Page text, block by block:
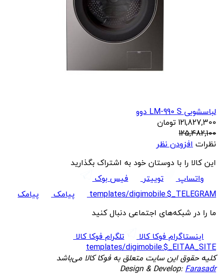
لباسشویی LM-990 S دوو
121,827,300 تومان
125,482,100
نظرات افزودن نظر
این کالا را با دوستان خود به اشتراک بگذارید
واتساپ
توییتر
فیس بوک
templates/digimobile.$_TELEGRAM
پیامک
پیامک
ما را در شبکه‌های اجتماعی دنبال کنید
اینستاگرام فوکا کالا
تلگرام فوکا کالا
templates/digimobile.$_EITAA_SITE
کلیه حقوق این سایت متعلق به فوکا کالا می‌باشد
Design & Develop:Farasadr